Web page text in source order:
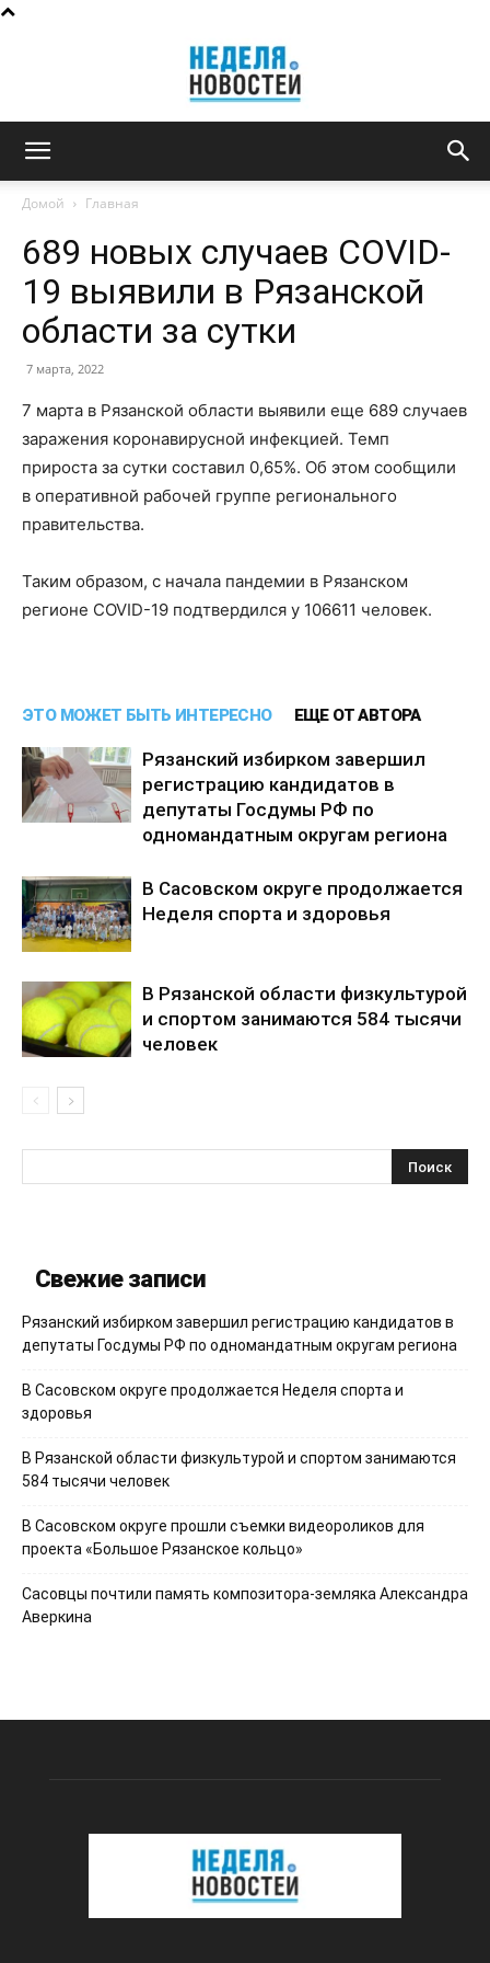
новостей
Домой Главная
689 новых случаев COVID-
19 выявили в Рязанской
области за сутки
7 марта, 2022
7 марта в Рязанской области выявили еще 689 случаев
заражения коронавирусной инфекцией. Темп
прироста за сутки составил 0,65%. Об этом сообщили
в оперативной рабочей группе регионального
правительства.
Таким образом, с начала пандемии в Рязанском
регионе COVID-19 подтвердился у 106611 человек.
ЭТО МОЖЕТ БЫТЬ ИНТЕРЕСНО ЕЩЕ ОТ АВТОРА
Рязанский избирком завершил
регистрацию кандидатов в
депутаты Госдумы РФ по
одномандатным округам региона
В Сасовском округе продолжается
Неделя спорта и здоровья
В Рязанской области физкультурой
и спортом занимаются 584 тысячи
человек
Свежие записи
Рязанский избирком завершил регистрацию кандидатов в
депутаты Госдумы РФ по одномандатным округам региона
В Сасовском округе продолжается Неделя спорта и
здоровья
В Рязанской области физкультурой и спортом занимаются
584 тысячи человек
В Сасовском округе прошли съемки видеороликов для
проекта «Большое Рязанское кольцо»
Сасовцы почтили память композитора-земляка Александра
Аверкина